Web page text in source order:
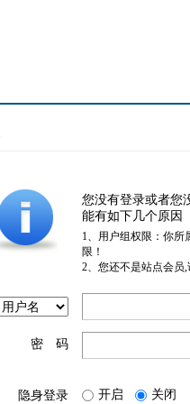
您没有登录或者您
能有如下几个原因
1、用户组权限：你所
限！
2、您还不是站点会员
密 码
隐身登录 开启 关闭